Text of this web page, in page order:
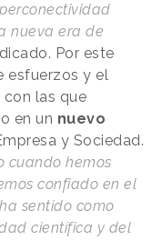
nueva era de
Por este
esfuerzos y el
las que
en un nuevo
y Sociedad.
cuando hemos
confiado en el
sentido como
científica y del